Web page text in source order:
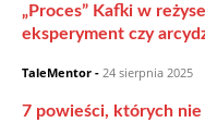
„Proces” Kafki w
eksperyment czy
TaleMentor - 24 sierpnia 2025
7 powieści, których nie